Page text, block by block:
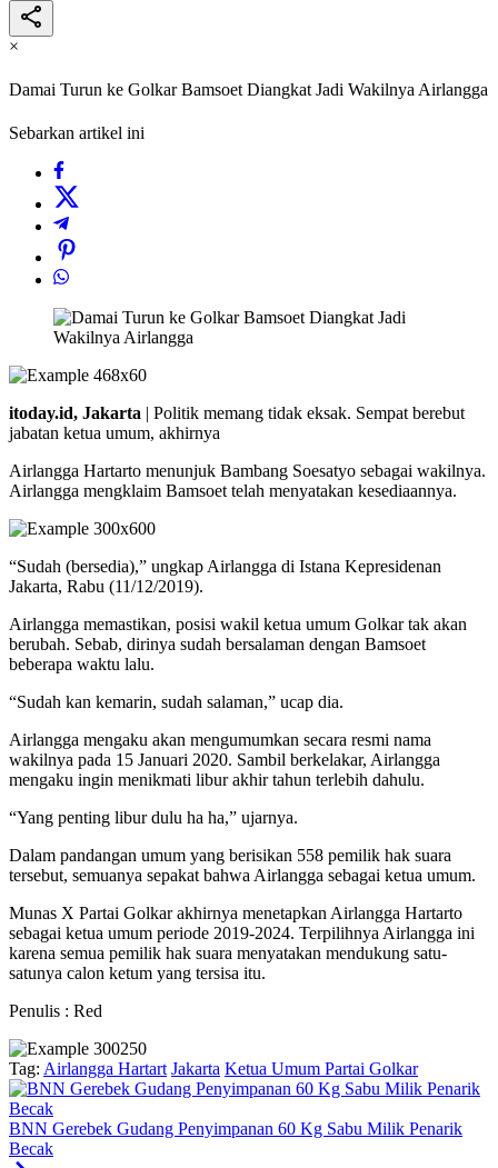
×
Damai Turun ke Golkar Bamsoet Diangkat Jadi Wakilnya Airlangga
Sebarkan artikel ini
itoday.id, Jakarta | Politik memang tidak eksak. Sempat berebut
jabatan ketua umum, akhirnya
Airlangga Hartarto menunjuk Bambang Soesatyo sebagai wakilnya.
Airlangga mengklaim Bamsoet telah menyatakan kesediaannya.
“Sudah (bersedia),” ungkap Airlangga di Istana Kepresidenan
Jakarta, Rabu (11/12/2019).
Airlangga memastikan, posisi wakil ketua umum Golkar tak akan
berubah. Sebab, dirinya sudah bersalaman dengan Bamsoet
beberapa waktu lalu.
“Sudah kan kemarin, sudah salaman,” ucap dia.
Airlangga mengaku akan mengumumkan secara resmi nama
wakilnya pada 15 Januari 2020. Sambil berkelakar, Airlangga
mengaku ingin menikmati libur akhir tahun terlebih dahulu.
“Yang penting libur dulu ha ha,” ujarnya.
Dalam pandangan umum yang berisikan 558 pemilik hak suara
tersebut, semuanya sepakat bahwa Airlangga sebagai ketua umum.
Munas X Partai Golkar akhirnya menetapkan Airlangga Hartarto
sebagai ketua umum periode 2019-2024. Terpilihnya Airlangga ini
karena semua pemilik hak suara menyatakan mendukung satu-
satunya calon ketum yang tersisa itu.
Penulis : Red
Tag: Airlangga Hartart Jakarta Ketua Umum Partai Golkar
BNN Gerebek Gudang Penyimpanan 60 Kg Sabu Milik Penarik
Becak